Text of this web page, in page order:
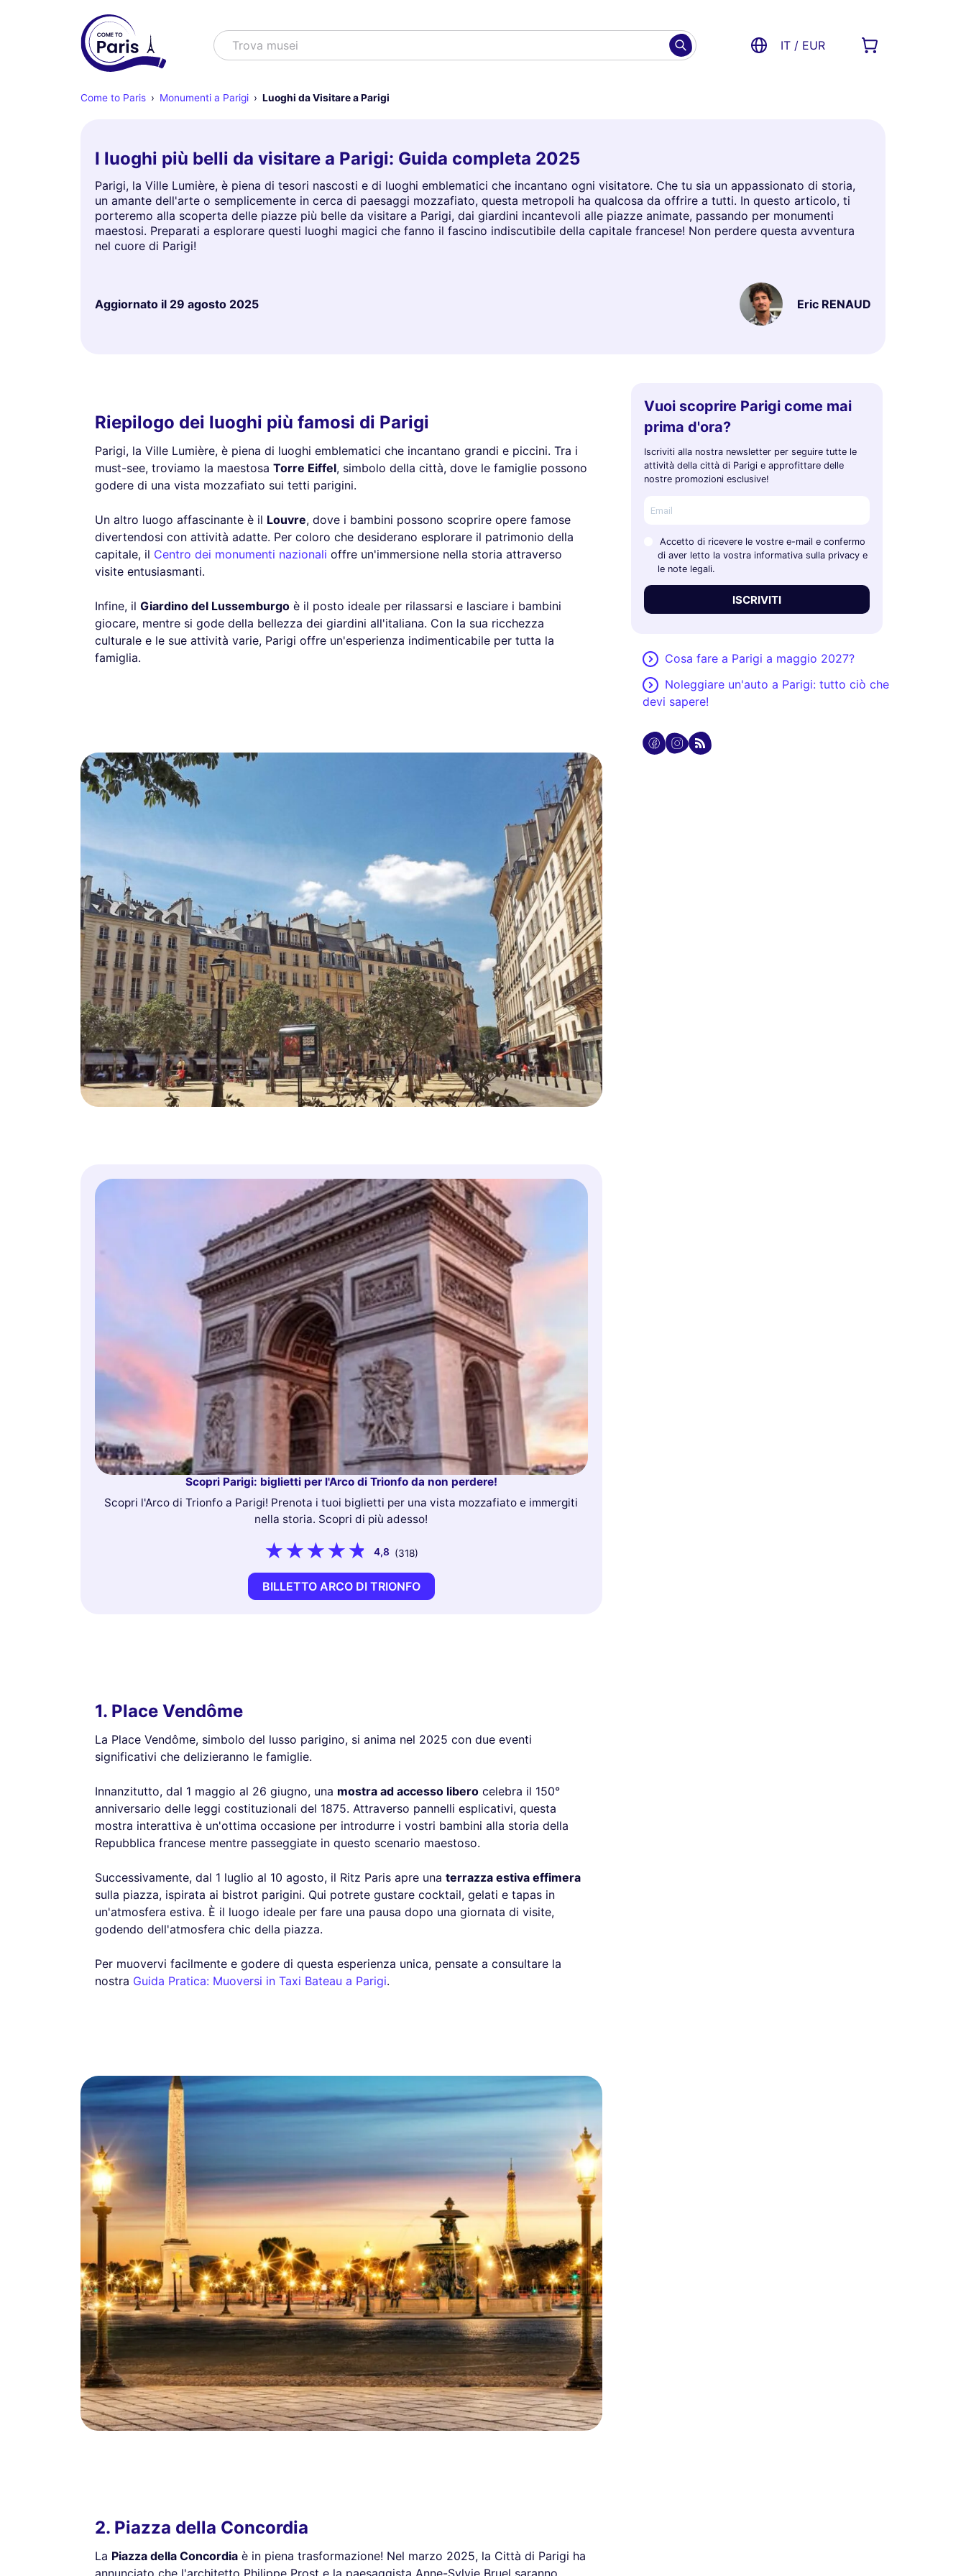
Cercare
Trova spettac IT / EUR
Come to Paris Monumenti a Parigi Luoghi da Visitare a Parigi
I luoghi più belli da visitare a Parigi: Guida completa 2025
Parigi, la Ville Lumière, è piena di tesori nascosti e di luoghi emblematici che incantano ogni visitatore. Che tu sia un appassionato di storia,
un amante dell'arte o semplicemente in cerca di paesaggi mozzafiato, questa metropoli ha qualcosa da offrire a tutti. In questo articolo, ti
porteremo alla scoperta delle piazze più belle da visitare a Parigi, dai giardini incantevoli alle piazze animate, passando per monumenti
maestosi. Preparati a esplorare questi luoghi magici che fanno il fascino indiscutibile della capitale francese! Non perdere questa avventura
nel cuore di Parigi!
Aggiornato il 29 agosto 2025 Eric RENAUD
Riepilogo dei luoghi più famosi di Parigi
Parigi, la Ville Lumière, è piena di luoghi emblematici che incantano grandi e piccini. Tra i
must-see, troviamo la maestosa Torre Eiffel, simbolo della città, dove le famiglie possono
godere di una vista mozzafiato sui tetti parigini.
Un altro luogo affascinante è il Louvre, dove i bambini possono scoprire opere famose
divertendosi con attività adatte. Per coloro che desiderano esplorare il patrimonio della
capitale, il Centro dei monumenti nazionali offre un'immersione nella storia attraverso
visite entusiasmanti.
Infine, il Giardino del Lussemburgo è il posto ideale per rilassarsi e lasciare i bambini
giocare, mentre si gode della bellezza dei giardini all'italiana. Con la sua ricchezza
culturale e le sue attività varie, Parigi offre un'esperienza indimenticabile per tutta la
famiglia.
Scopri Parigi: biglietti per l'Arco di Trionfo da non perdere!
Scopri l'Arco di Trionfo a Parigi! Prenota i tuoi biglietti per una vista mozzafiato e immergiti
nella storia. Scopri di più adesso!
4,8 (318)
BILLETTO ARCO DI TRIONFO
1. Place Vendôme
La Place Vendôme, simbolo del lusso parigino, si anima nel 2025 con due eventi
significativi che delizieranno le famiglie.
Innanzitutto, dal 1 maggio al 26 giugno, una mostra ad accesso libero celebra il 150°
anniversario delle leggi costituzionali del 1875. Attraverso pannelli esplicativi, questa
mostra interattiva è un'ottima occasione per introdurre i vostri bambini alla storia della
Repubblica francese mentre passeggiate in questo scenario maestoso.
Successivamente, dal 1 luglio al 10 agosto, il Ritz Paris apre una terrazza estiva effimera
sulla piazza, ispirata ai bistrot parigini. Qui potrete gustare cocktail, gelati e tapas in
un'atmosfera estiva. È il luogo ideale per fare una pausa dopo una giornata di visite,
godendo dell'atmosfera chic della piazza.
Per muovervi facilmente e godere di questa esperienza unica, pensate a consultare la
nostra Guida Pratica: Muoversi in Taxi Bateau a Parigi.
2. Piazza della Concordia
La Piazza della Concordia è in piena trasformazione! Nel marzo 2025, la Città di Parigi ha
annunciato che l'architetto Philippe Prost e la paesaggista Anne-Sylvie Bruel saranno
Vuoi scoprire Parigi come mai
prima d'ora?
Iscriviti alla nostra newsletter per seguire tutte le
attività della città di Parigi e approfittare delle
nostre promozioni esclusive!
Accetto di ricevere le vostre e-mail e confermo
di aver letto la vostra informativa sulla privacy e
le note legali.
ISCRIVITI
Cosa fare a Parigi a maggio 2027?
Noleggiare un'auto a Parigi: tutto ciò che
devi sapere!